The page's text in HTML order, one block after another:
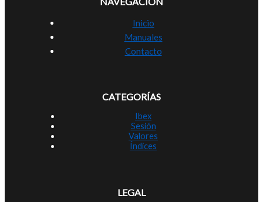
Inicio
Manuales
Contacto
CATEGORÍAS
Ibex
Sesión
Valores
Índices
LEGAL